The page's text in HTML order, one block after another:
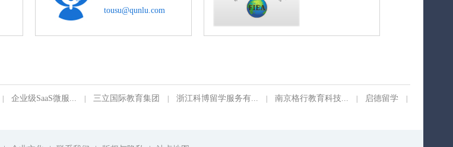
tousu@qunlu.com
企业级SaaS微服... 三立国际教育集团 浙江科博留学服务有... 南京格行教育科技... 启德留学